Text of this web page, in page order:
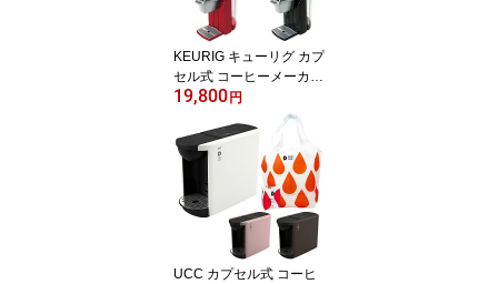
KEURIG キューリグ カプ
セル式 コーヒーメーカー
BS300【お試しK-Cup12
種類付きのお買い得セッ
ト！】
19,800 円
UCC カプセル式 コーヒ